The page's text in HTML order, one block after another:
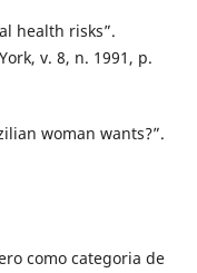
health risks”.
v. 8, n. 1991, p.
woman wants?”.
como categoria de